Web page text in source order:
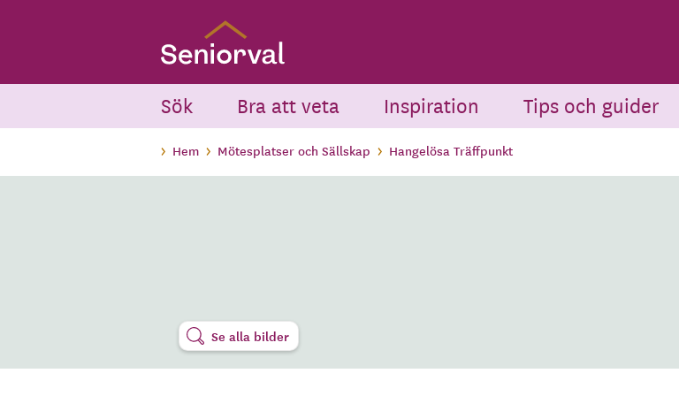
Sök Bra att veta Inspiration Tips och guider
Hem Mötesplatser och Sällskap Hangelösa Träffpunkt
Se alla bilder